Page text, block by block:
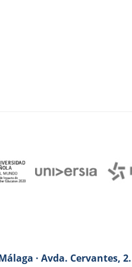
· Avda. Cervantes, 2.